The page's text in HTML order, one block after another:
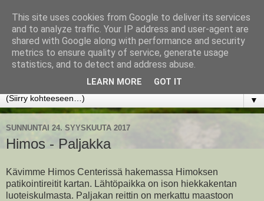
www.jyrkikokko.fi
Uusi Suunta - Jokainen hetki tarjoaa tilaisuuden muuttaa
▼
SUNNUNTAI 24. SYYSKUUTA 2017
Himos - Paljakka
Kävimme Himos Centerissä hakemassa Himoksen
patikointireitit kartan. Lähtöpaikka on ison hiekkakentan
luoteiskulmasta. Paljakan reittin on merkattu maastoon
This site uses cookies from Google to deliver its services
and to analyze traffic. Your IP address and user-agent are
shared with Google along with performance and security
metrics to ensure quality of service, generate usage
statistics, and to detect and address abuse.
LEARN MORE GOT IT